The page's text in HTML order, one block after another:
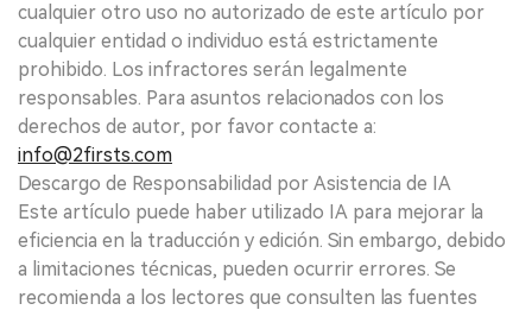
cualquier otro uso no autorizado de este artículo por
cualquier entidad o individuo está estrictamente
prohibido. Los infractores serán legalmente
responsables. Para asuntos relacionados con los
derechos de autor, por favor contacte a:
info@2firsts.com
Descargo de Responsabilidad por Asistencia de IA
Este artículo puede haber utilizado IA para mejorar la
eficiencia en la traducción y edición. Sin embargo, debido
a limitaciones técnicas, pueden ocurrir errores. Se
recomienda a los lectores que consulten las fuentes